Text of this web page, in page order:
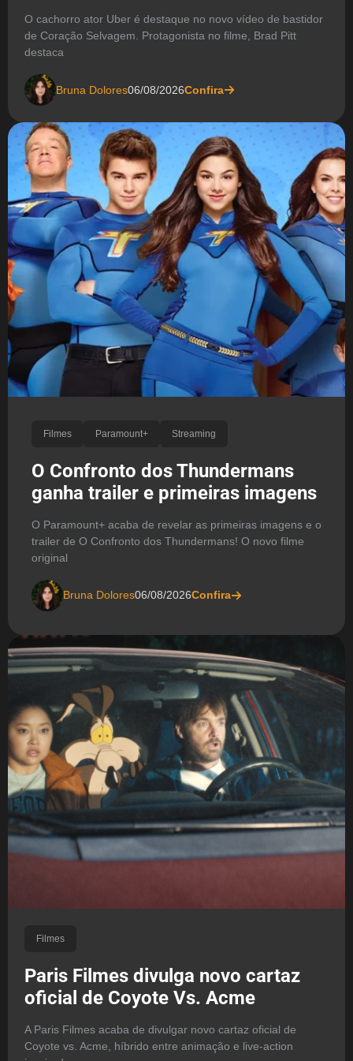
O cachorro ator Uber é destaque no novo vídeo de bastidor
de Coração Selvagem. Protagonista no filme, Brad Pitt
destaca
Bruna Dolores06/08/2026Confira
Filmes Paramount+ Streaming
O Confronto dos Thundermans
ganha trailer e primeiras imagens
O Paramount+ acaba de revelar as primeiras imagens e o
trailer de O Confronto dos Thundermans! O novo filme
original
Bruna Dolores06/08/2026Confira
Filmes
Paris Filmes divulga novo cartaz
oficial de Coyote Vs. Acme
A Paris Filmes acaba de divulgar novo cartaz oficial de
Coyote vs. Acme, híbrido entre animação e live-action